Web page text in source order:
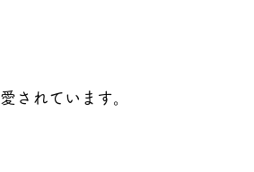
されています。